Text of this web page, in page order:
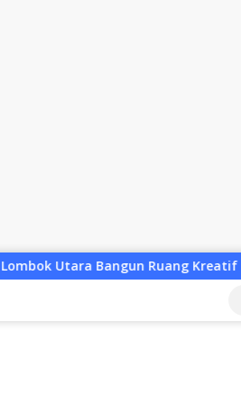
Kreatif bagi Generasi Muda